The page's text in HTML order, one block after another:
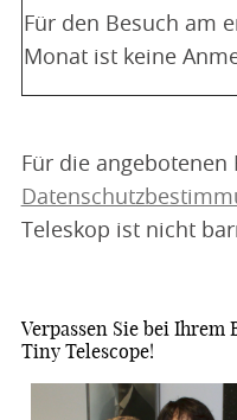
Für den Besuch am
Monat ist keine
Für die
Teleskop ist nicht
Verpassen Sie bei Ihrem
Tiny Telescope!